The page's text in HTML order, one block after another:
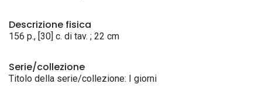
Descrizione fisica
156 p., [30] c. di tav. ; 22 cm
Serie/collezione
Titolo della serie/collezione: I giorni